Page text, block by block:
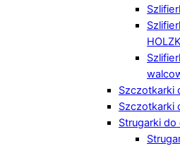
Szczotkarki
Szczotkarki
Strugarki